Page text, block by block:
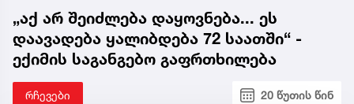
„აქ არ შეიძლება დაყოვნება... ეს
დაავადება ყალიბდება 72 საათში“ -
ექიმის საგანგებო გაფრთხილება
რჩევები 20 წუთის წინ